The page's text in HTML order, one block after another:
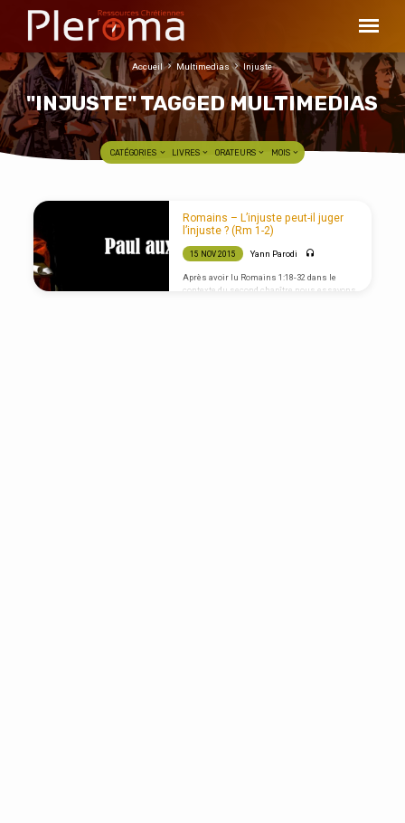
"INJUSTE" TAGGED MULTIMEDIAS
Accueil Multimedias Injuste
CATÉGORIES LIVRES ORATEURS MOIS
"INJUSTE"
TAGGED
MULTIMEDIAS
Romains – L’injuste peut-il juger
l’injuste ? (Rm 1-2)
15 NOV 2015 Yann Parodi
Après avoir lu Romains 1:18-32 dans le
contexte du second chapître nous essayons